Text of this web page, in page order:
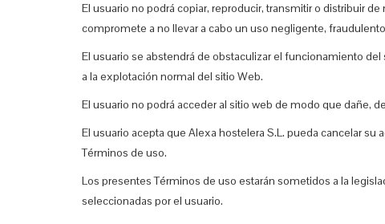
El usuario no podrá copiar, reproducir, transmitir o distribuir
compromete a no llevar a cabo un uso negligente,
El usuario se abstendrá de obstaculizar el funcionamiento
a la explotación normal del sitio Web.
El usuario no podrá acceder al sitio web de modo que dañe,
El usuario acepta que Alexa hostelera S.L. pueda cancelar
Términos de uso.
Los presentes Términos de uso estarán sometidos a la
seleccionadas por el usuario.